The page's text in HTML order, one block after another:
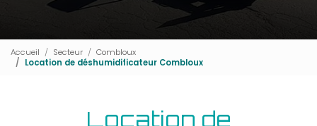
Accueil Secteur
Combloux
Location de déshumidificateur Combloux
Location de